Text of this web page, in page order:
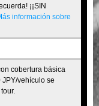
¡¡SIN
información sobre
cobertura básica
vehículo se